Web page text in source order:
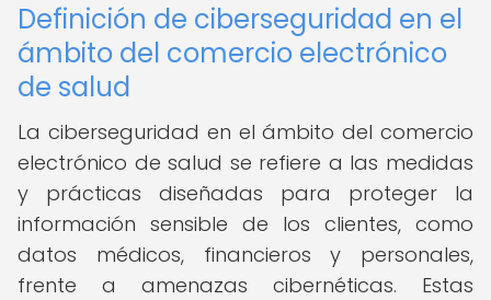
Definición de ciberseguridad en el
ámbito del comercio electrónico
de salud
La ciberseguridad en el ámbito del comercio
electrónico de salud se refiere a las medidas
y prácticas diseñadas para proteger la
información sensible de los clientes, como
datos médicos, financieros y personales,
frente a amenazas cibernéticas. Estas